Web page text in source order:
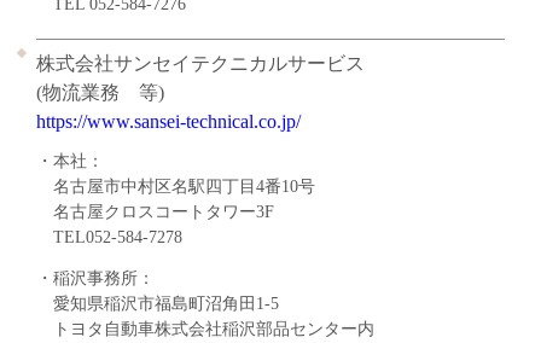
TEL 052-584-7276
株式会社サンセイテクニカルサービス
(物流業務 等)
https://www.sansei-technical.co.jp/
・本社：
名古屋市中村区名駅四丁目4番10号
名古屋クロスコートタワー3F
TEL052-584-7278
・稲沢事務所：
愛知県稲沢市福島町沼角田1-5
トヨタ自動車株式会社稲沢部品センター内